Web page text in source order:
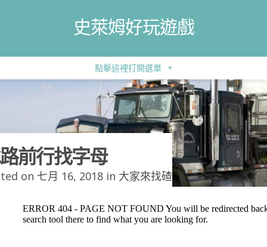
史萊姆好玩遊戲
點擊這裡打開選單 +
前行找字母
on 七月 16, 2018 in 大家來找碴